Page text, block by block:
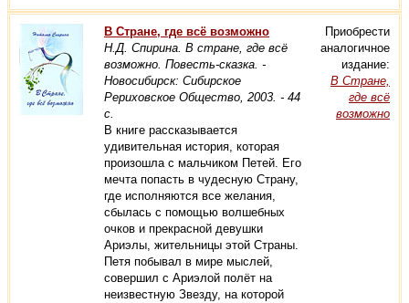
В Стране, где всё возможно
Н.Д. Спирина. В стране, где всё
возможно. Повесть-сказка. -
Новосибирск: Сибирское
Рериховское Общество, 2003. - 44
с.
В книге рассказывается
удивительная история, которая
произошла с мальчиком Петей. Его
мечта попасть в чудесную Страну,
где исполняются все желания,
сбылась с помощью волшебных
очков и прекрасной девушки
Ариэлы, жительницы этой Страны.
Петя побывал в мире мыслей,
совершил с Ариэлой полёт на
неизвестную Звезду, на которой
Приобрести
аналогичное
издание:
В Стране,
где всё
возможно